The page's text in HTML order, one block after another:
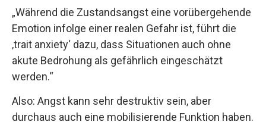
„Während die Zustandsangst eine vorübergehende
Emotion infolge einer realen Gefahr ist, führt die
‚trait anxiety‘ dazu, dass Situationen auch ohne
akute Bedrohung als gefährlich eingeschätzt
werden.“
Also: Angst kann sehr destruktiv sein, aber
durchaus auch eine mobilisierende Funktion haben.